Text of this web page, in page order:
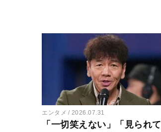
エンタメ 2026.07.31
「一切笑えない」「見られて